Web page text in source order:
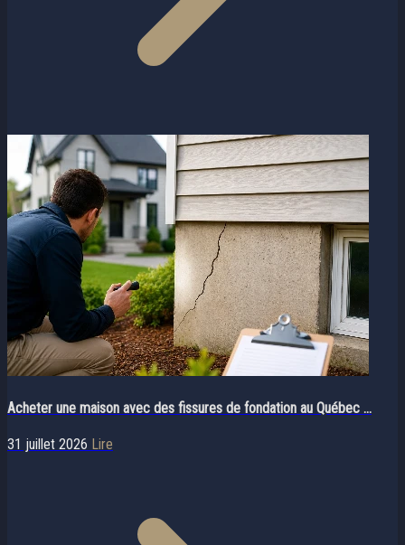
Acheter une maison avec des fissures de fondation au Québec ...
31 juillet 2026 Lire